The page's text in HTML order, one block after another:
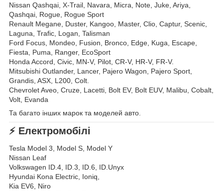
Nissan Qashqai, X-Trail, Navara, Micra, Note, Juke, Ariya,
Qashqai, Rogue, Rogue Sport
Renault Megane, Duster, Kangoo, Master, Clio, Captur, Scenic,
Laguna, Trafic, Logan, Talisman
Ford Focus, Mondeo, Fusion, Bronco, Edge, Kuga, Escape,
Fiesta, Puma, Ranger, EcoSport
Honda Accord, Civic, MN-V, Pilot, CR-V, HR-V, FR-V.
Mitsubishi Outlander, Lancer, Pajero Wagon, Pajero Sport,
Grandis, ASX, L200, Colt.
Chevrolet Aveo, Cruze, Lacetti, Bolt EV, Bolt EUV, Malibu, Cobalt,
Volt, Evanda
Та багато інших марок та моделей авто.
⚡ Електромобілі
Tesla Model 3, Model S, Model Y
Nissan Leaf
Volkswagen ID.4, ID.3, ID.6, ID.Unyx
Hyundai Kona Electric, Ioniq,
Kia EV6, Niro